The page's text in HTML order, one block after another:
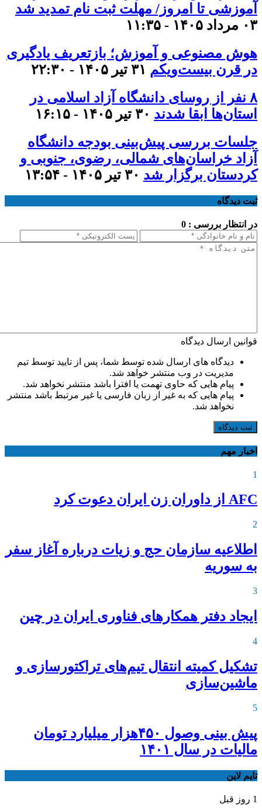
آموزشی تا امروز/ مهلت ثبت نام تمدید شد
۰۳ مرداد ۱۴۰۵ - ۱۱:۳۵
هوش مصنوعی و آموزش؛ بازتعریف یادگیری
در قرن بیست‌ویکم ۳۱ تیر ۱۴۰۵ - ۲۲:۳۰
۸ نفر از روسای دانشگاه آزاد اسلامی در
استان‌ها ابقا شدند ۳۰ تیر ۱۴۰۵ - ۱۶:۱۵
جلسات بررسی پیش‌بینی بودجه دانشگاه
آزاد خراسان‌های شمالی، رضوی، جنوبی و
کردستان برگزار شد ۳۰ تیر ۱۴۰۵ - ۱۳:۵۴
ثبت دیدگاه
در انتظار بررسی : 0
قوانین ارسال دیدگاه
دیدگاه های ارسال شده توسط شما، پس از تایید توسط تیم
مدیریت در وب منتشر خواهد شد.
پیام هایی که حاوی تهمت یا افترا باشد منتشر نخواهد شد.
پیام هایی که به غیر از زبان فارسی یا غیر مرتبط باشد منتشر
نخواهد شد.
ثبت دیدگاه
اخبار مهم
1
AFC از داوران زن ایران دعوت کرد
2
اطلاعیه‌ سازمان حج و زیات درباره آغاز سفر
به سوریه
3
ایجاد دفتر همکارهای فناوری ایران در چین
4
تشکیل کمیته انتقال تیم‌های تراکتورسازی و
ماشین‌سازی
5
پیش بینی وصول ۴۵۰هزار میلیارد تومان
مالیات در سال ۱۴۰۱
تایم لاین
1 روز قبل